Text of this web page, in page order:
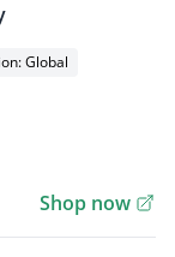
Global
Shop now